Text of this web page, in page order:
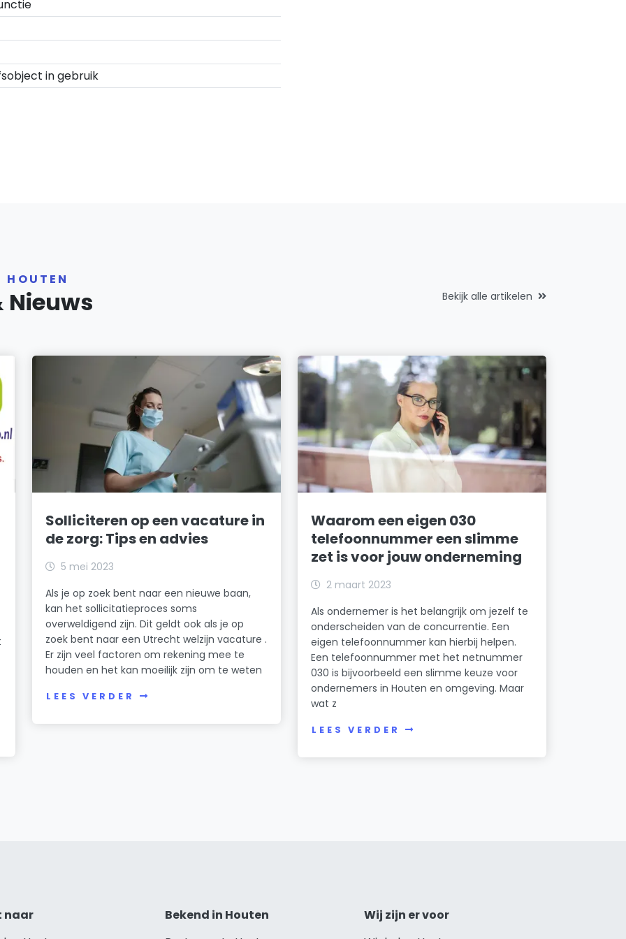
in gebruik
HOUTEN
Nieuws Bekijk alle artikelen
Solliciteren op een vacature in
de zorg: Tips en advies
5 mei 2023
Als je op zoek bent naar een nieuwe baan,
kan het sollicitatieproces soms
overweldigend zijn. Dit geldt ook als je op
zoek bent naar een Utrecht welzijn vacature .
Er zijn veel factoren om rekening mee te
houden en het kan moeilijk zijn om te weten
LEES VERDER
Waarom een eigen 030
telefoonnummer een slimme
zet is voor jouw onderneming
2 maart 2023
Als ondernemer is het belangrijk om jezelf te
onderscheiden van de concurrentie. Een
eigen telefoonnummer kan hierbij helpen.
Een telefoonnummer met het netnummer
030 is bijvoorbeeld een slimme keuze voor
ondernemers in Houten en omgeving. Maar
wat z
LEES VERDER
naar
Bekend in Houten
Wij zijn er voor